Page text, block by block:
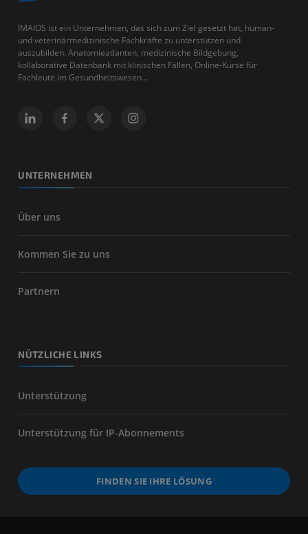
IMAIOS ist ein Unternehmen, das sich zum Ziel gesetzt hat, human-
und veterinärmedizinische Fachkräfte zu unterstützen und
auszubilden. Anatomieatlanten, medizinische Bildgebung,
kollaborative Datenbank mit klinischen Fällen, Online-Kurse für
Fachleute im Gesundheitswesen...
UNTERNEHMEN
Über uns
Kommen Sie zu uns
Partnern
NÜTZLICHE LINKS
Unterstützung
Unterstützung für IP-Abonnements
FINDEN SIE IHRE LÖSUNG